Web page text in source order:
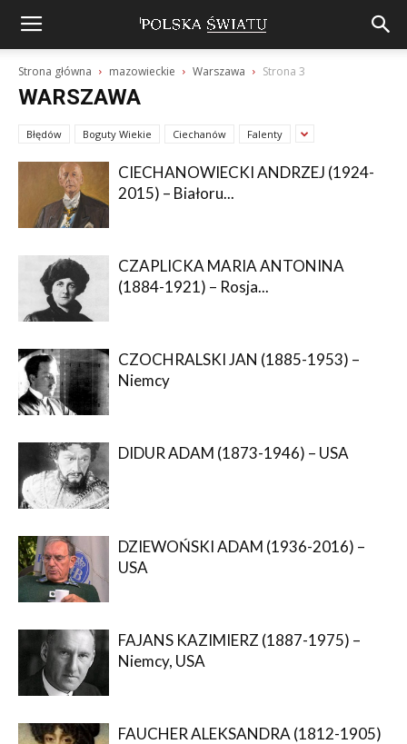
Strona główna mazowieckie Warszawa Strona 3
WARSZAWA
Błędów Boguty Wiekie Ciechanów Falenty
CIECHANOWIECKI ANDRZEJ (1924-
2015) – Białoru...
CZAPLICKA MARIA ANTONINA
(1884-1921) – Rosja...
CZOCHRALSKI JAN (1885-1953) –
Niemcy
DIDUR ADAM (1873-1946) – USA
DZIEWOŃSKI ADAM (1936-2016) –
USA
FAJANS KAZIMIERZ (1887-1975) –
Niemcy, USA
FAUCHER ALEKSANDRA (1812-1905)